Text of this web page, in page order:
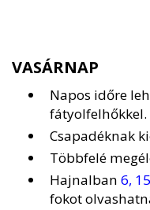
VASÁRNAP
Napos időre
fátyolfelhőkkel.
Csapadéknak
Többfelé
Hajnalban 6, 15
fokot